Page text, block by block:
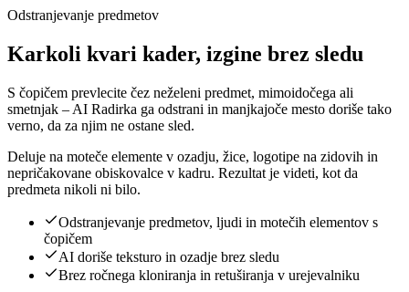
Odstranjevanje predmetov
Karkoli kvari kader, izgine brez sledu
S čopičem prevlecite čez neželeni predmet, mimoidočega ali
smetnjak – AI Radirka ga odstrani in manjkajoče mesto doriše tako
verno, da za njim ne ostane sled.
Deluje na moteče elemente v ozadju, žice, logotipe na zidovih in
nepričakovane obiskovalce v kadru. Rezultat je videti, kot da
predmeta nikoli ni bilo.
Odstranjevanje predmetov, ljudi in motečih elementov s
čopičem
AI doriše teksturo in ozadje brez sledu
Brez ročnega kloniranja in retuširanja v urejevalniku